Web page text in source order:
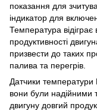
показання для
індикатор для
Температура
продуктивності
призвести до таких
палива та перегрів.
Датчики
вони були надійними
двигуну довгий